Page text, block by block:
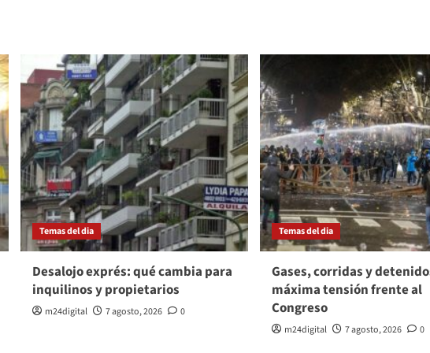
Temas del dia
Desalojo exprés: qué cambia para
inquilinos y propietarios
m24digital 7 agosto, 2026 0
Temas del dia
Gases, corridas y
máxima tensión frente al
Congreso
m24digital 7 agosto, 2026 0